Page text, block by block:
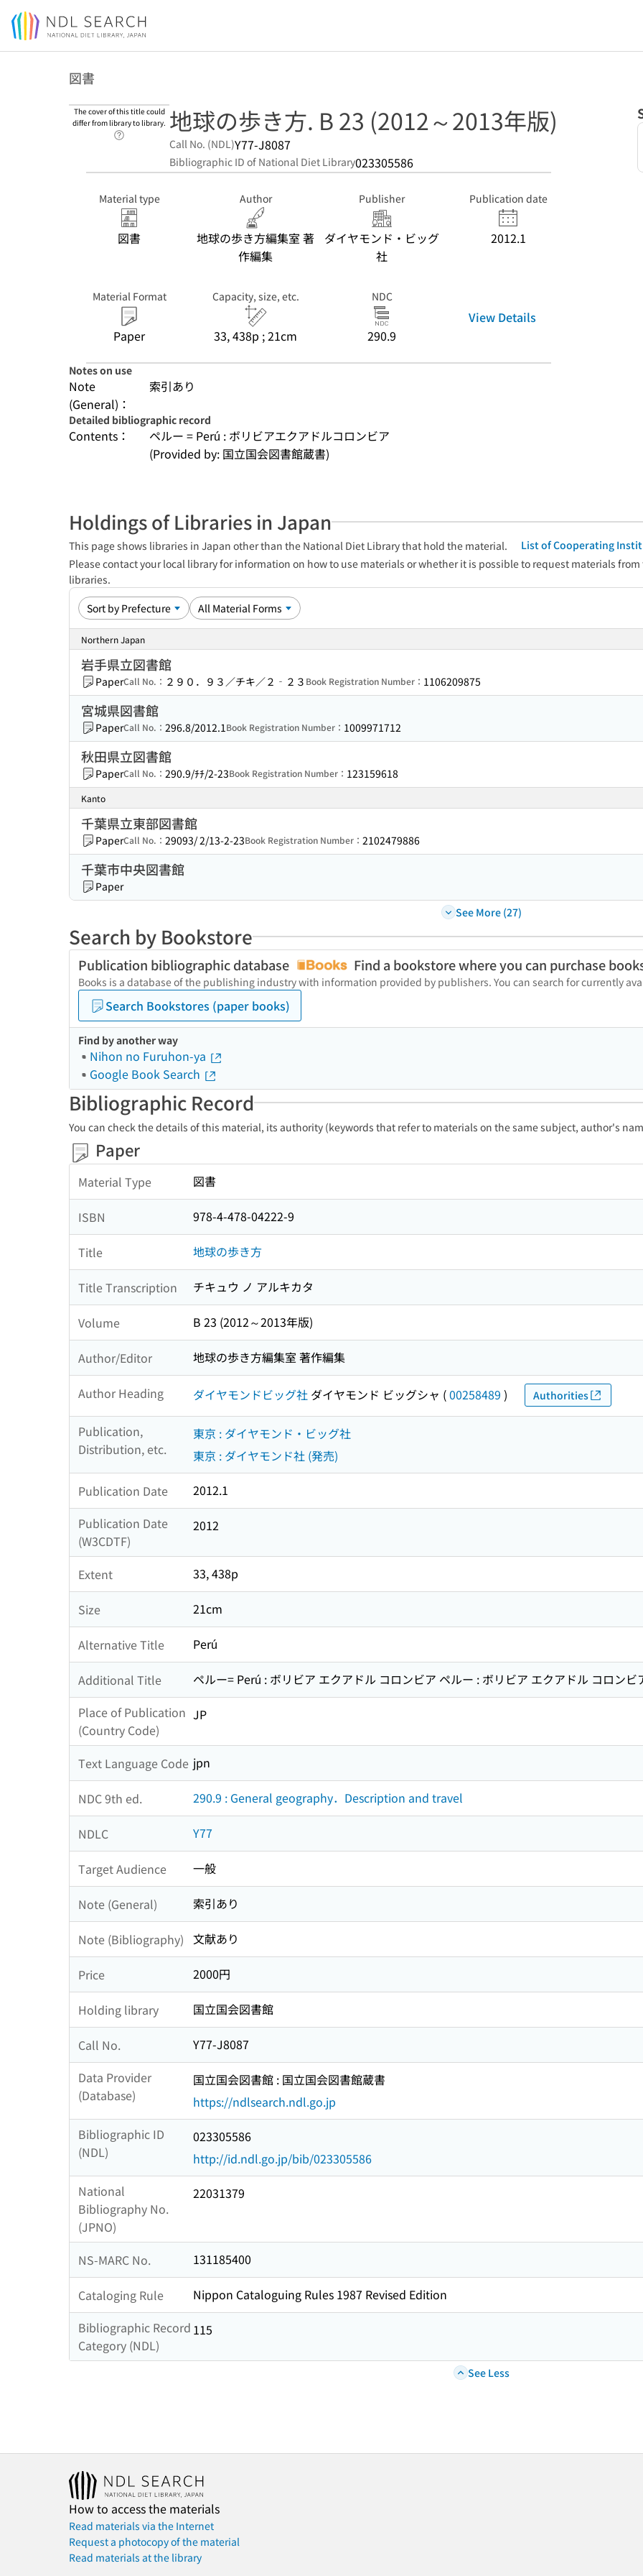
Jump to main content
図書
The cover of this title could
differ from library to library.
Link to Help Page
地球の歩き方. B 23 (2012～2013年版)
Call No. (NDL)Y77-J8087
Bibliographic ID of National Diet Library023305586
Material type
図書
Author
地球の歩き方編集室 著
作編集
Publisher
ダイヤモンド・ビッグ
社
Publication date
2012.1
Material Format
Paper
Capacity, size, etc.
33, 438p ; 21cm
NDC
290.9
View Details
Notes on use
Note
(General)：
索引あり
Detailed bibliographic record
Contents：
ペルー = Perú : ボリビアエクアドルコロンビア
(Provided by: 国立国会図書館蔵書)
Holdings of Libraries in Japan
This page shows libraries in Japan other than the National Diet Library that hold the material.
List of Cooperating
Please contact your local library for information on how to use materials or whether it is possible to request materials
libraries.
Northern Japan
岩手県立図書館
PaperCall No.： ２９０．９３／チキ／２‐２３ Book Registration Number： 1106209875
宮城県図書館
PaperCall No.： 296.8/2012.1Book Registration Number： 1009971712
秋田県立図書館
PaperCall No.： 290.9/ﾁﾁ/2-23Book Registration Number： 123159618
Kanto
千葉県立東部図書館
PaperCall No.： 29093/ 2/13-2-23Book Registration Number： 2102479886
千葉市中央図書館
Paper
See More (27)
Search by Bookstore
Publication bibliographic database Find a bookstore where you can purchase
Books is a database of the publishing industry with information provided by publishers. You can search for currently
Search Bookstores (paper books)
Find by another way
Nihon no Furuhon-ya
Google Book Search
Bibliographic Record
You can check the details of this material, its authority (keywords that refer to materials on the same subject, author's
Paper
Material Type 図書
ISBN 978-4-478-04222-9
Title 地球の歩き方
Title Transcription チキュウ ノ アルキカタ
Volume B 23 (2012～2013年版)
Author/Editor 地球の歩き方編集室 著作編集
Author Heading ダイヤモンドビッグ社 ダイヤモンド ビッグシャ (00258489 ) Authorities
Publication,
Distribution, etc.
東京 : ダイヤモンド・ビッグ社
東京 : ダイヤモンド社 (発売)
Publication Date
2012.1
Publication Date
(W3CDTF)
2012
Extent 33, 438p
Size 21cm
Alternative Title Perú
Additional Title
ペルー= Perú : ボリビア エクアドル コロンビア ペルー : ボリビア エクアドル コロンビ
Place of Publication
(Country Code)
JP
Text Language Code jpn
NDC 9th ed. 290.9 : General geography．Description and travel
NDLC Y77
Target Audience 一般
Note (General) 索引あり
Note (Bibliography) 文献あり
Price 2000円
Holding library 国立国会図書館
Call No.
Y77-J8087
Data Provider
(Database)
国立国会図書館 : 国立国会図書館蔵書
https://ndlsearch.ndl.go.jp
Bibliographic ID
(NDL)
023305586
http://id.ndl.go.jp/bib/023305586
National
Bibliography No.
(JPNO)
22031379
NS-MARC No. 131185400
Cataloging Rule
Nippon Cataloguing Rules 1987 Revised Edition
Bibliographic Record
Category (NDL)
115
See Less
How to access the materials
Read materials via the Internet
Request a photocopy of the material
Read materials at the library